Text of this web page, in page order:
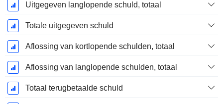
Uitgegeven langlopende schuld, totaal
Totale uitgegeven schuld
Aflossing van kortlopende schulden, totaal
Aflossing van langlopende schulden, totaal
Totaal terugbetaalde schuld